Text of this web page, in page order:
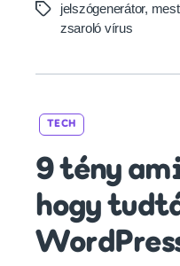
Tags jelszógenerátor,
zsaroló vírus
TECH
9 tény
hogy